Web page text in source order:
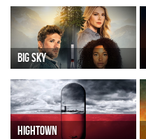
BIG SKY
HIGHTOWN